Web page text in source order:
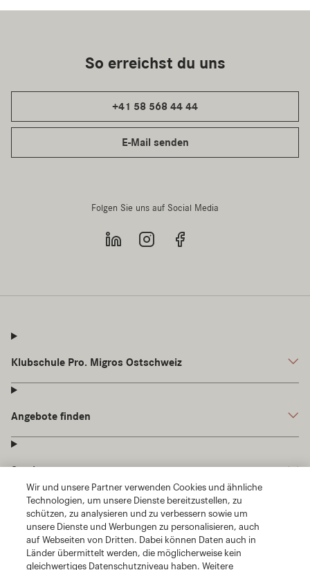
Wir und unsere Partner verwenden Cookies und ähnliche
Technologien, um unsere Dienste bereitzustellen, zu
schützen, zu analysieren und zu verbessern sowie um
unsere Dienste und Werbungen zu personalisieren, auch
auf Webseiten von Dritten. Dabei können Daten auch in
Länder übermittelt werden, die möglicherweise kein
gleichwertiges Datenschutzniveau haben. Weitere